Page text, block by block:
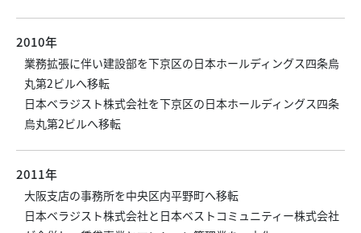
2010年
業務拡張に伴い建設部を下京区の日本ホールディングス四条烏
丸第2ビルへ移転
日本ベラジスト株式会社を下京区の日本ホールディングス四条
烏丸第2ビルへ移転
2011年
大阪支店の事務所を中央区内平野町へ移転
日本ベラジスト株式会社と日本ベストコミュニティー株式会社